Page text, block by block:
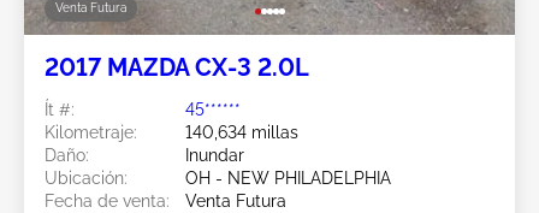
Venta Futura
2017 MAZDA CX-3 2.0L
Ít #:
45******
Kilometraje:
140,634 millas
Daño:
Inundar
Ubicación:
OH - NEW PHILADELPHIA
Fecha de venta:
Venta Futura